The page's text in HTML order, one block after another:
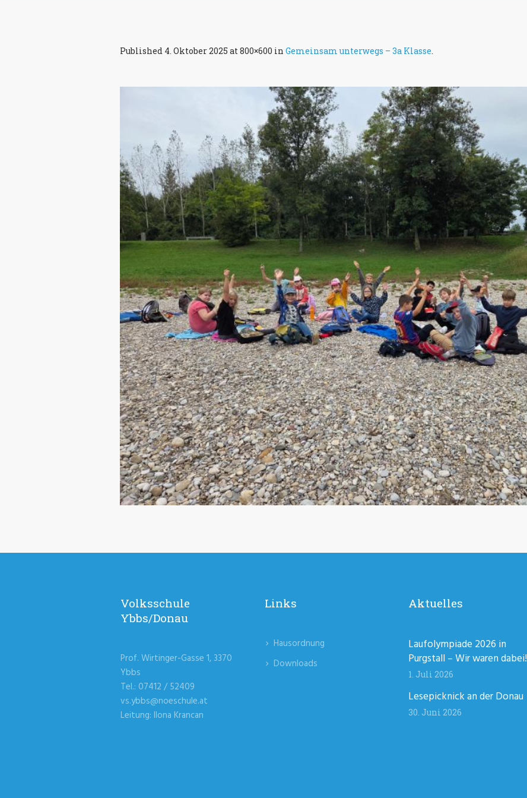
Published 4. Oktober 2025 at 800×600 in Gemeinsam unterwegs – 3a Klasse.
Volksschule
Ybbs/Donau
Prof. Wirtinger-Gasse 1, 3370
Ybbs
Tel.: 07412 / 52409
vs.ybbs@noeschule.at
Leitung: Ilona Krancan
Links
Hausordnung
Downloads
Aktuelles
Laufolympiade 2026 in
Purgstall – Wir waren dabei!
1. Juli 2026
Lesepicknick an der Donau
30. Juni 2026